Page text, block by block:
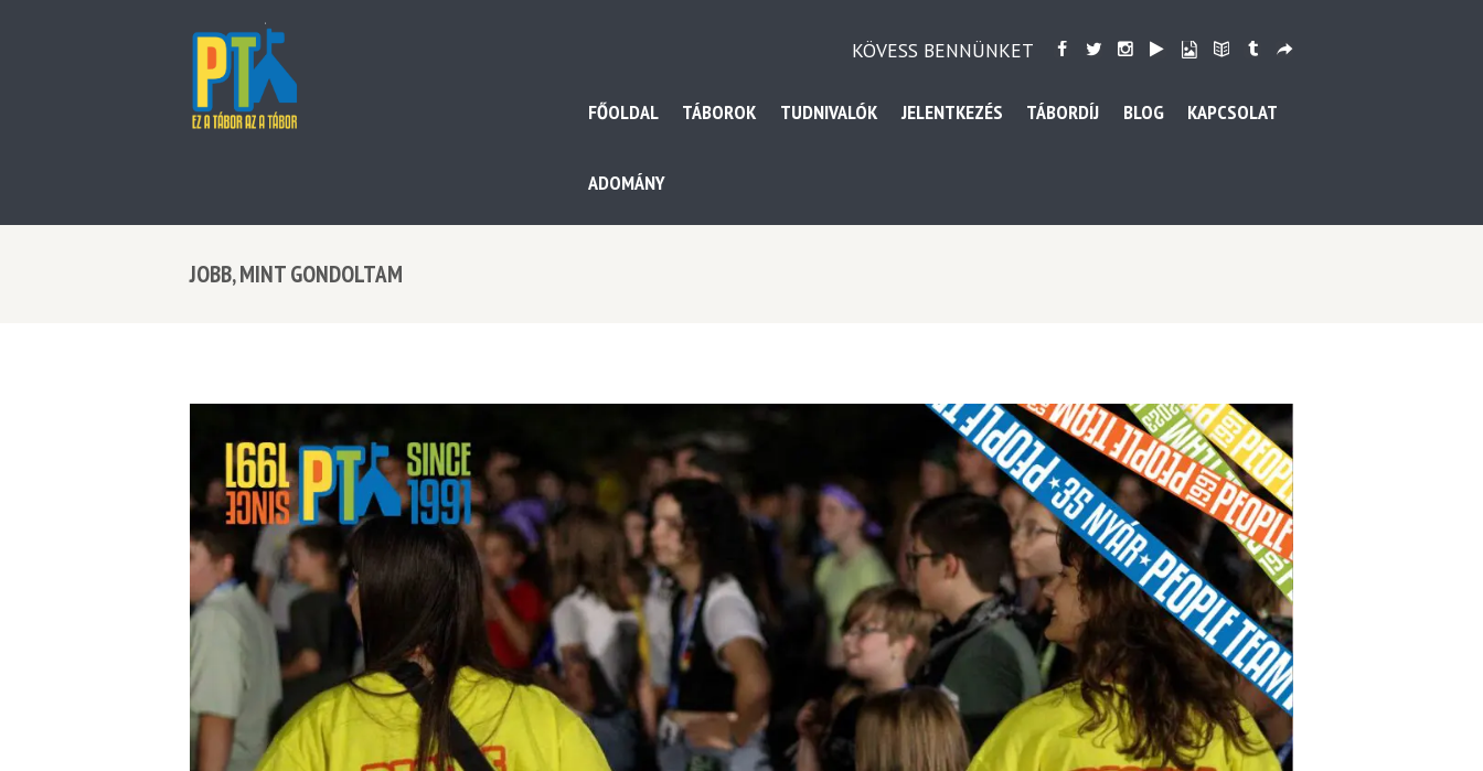
KÖVESS BENNÜNKET
FŐOLDAL TÁBOROK TUDNIVALÓK JELENTKEZÉS TÁBORDÍJ BLOG KAPCSOLAT
ADOMÁNY
JOBB, MINT GONDOLTAM